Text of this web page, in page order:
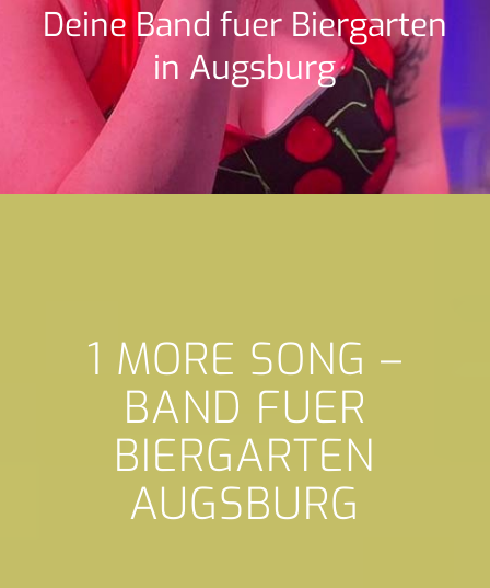
Deine Band fuer Biergarten
in Augsburg
1 MORE SONG –
BAND FUER
BIERGARTEN
AUGSBURG